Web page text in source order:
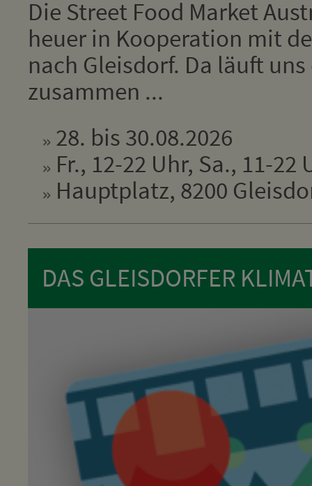
Die Street Food Market
heuer in Kooperation mit
nach Gleisdorf. Da läuft
zusammen ...
28. bis 30.08.2026
Fr., 12-22 Uhr, Sa., 11-22
Hauptplatz, 8200
DAS GLEISDORFER